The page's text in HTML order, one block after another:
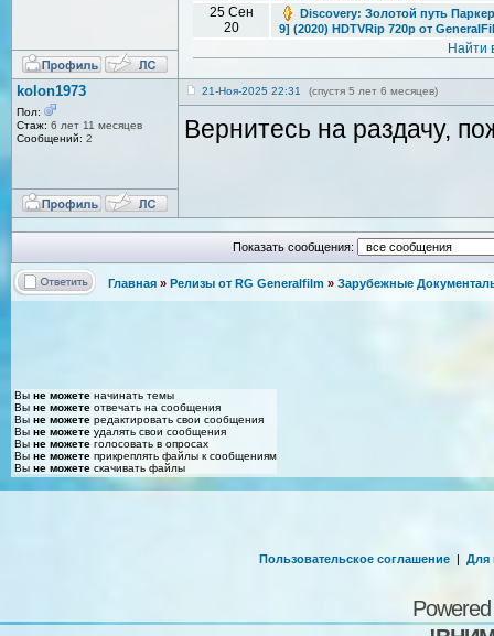
25 Сен
20
Discovery: Золотой путь
9] (2020) HDTVRip 720p от
Найти
kolon1973
Пол:
Стаж: 6 лет 11 месяцев
Сообщений: 2
21-Ноя-2025 22:31 (спустя 5 лет 6 месяцев)
Вернитесь на раздачу,
Показать сообщения:
Главная » Релизы от RG Generalfilm » Зарубежные
Вы не можете начинать темы
Вы не можете отвечать на сообщения
Вы не можете редактировать свои сообщения
Вы не можете удалять свои сообщения
Вы не можете голосовать в опросах
Вы не можете прикреплять файлы к сообщениям
Вы не можете скачивать файлы
Пользовательское соглашение | Для